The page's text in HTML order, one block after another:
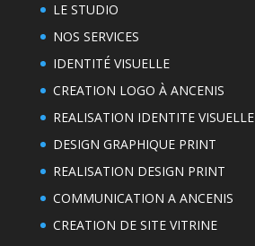
LE STUDIO
NOS SERVICES
IDENTITÉ VISUELLE
CREATION LOGO À ANCENIS
REALISATION IDENTITE VISUELLE
DESIGN GRAPHIQUE PRINT
REALISATION DESIGN PRINT
COMMUNICATION A ANCENIS
CREATION DE SITE VITRINE